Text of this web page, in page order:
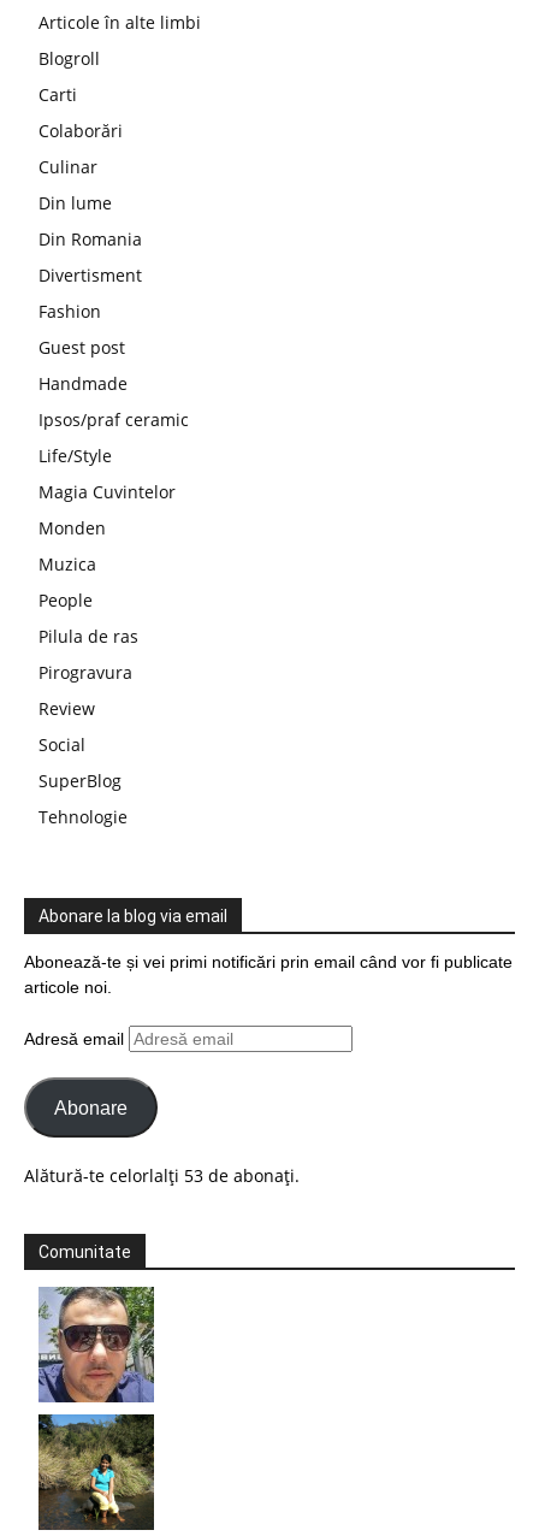
Articole în alte limbi
Blogroll
Carti
Colaborări
Culinar
Din lume
Din Romania
Divertisment
Fashion
Guest post
Handmade
Ipsos/praf ceramic
Life/Style
Magia Cuvintelor
Monden
Muzica
People
Pilula de ras
Pirogravura
Review
Social
SuperBlog
Tehnologie
Abonare la blog via email
Abonează-te și vei primi notificări prin email când vor fi publicate
articole noi.
Adresă email
Abonare
Alătură-te celorlalți 53 de abonați.
Comunitate